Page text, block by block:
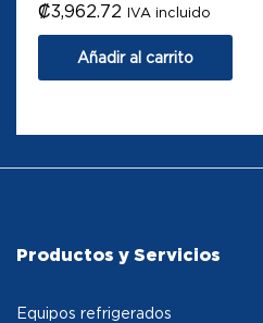
₡3,962.72 IVA incluido
Añadir al carrito
Productos y Servicios
Equipos refrigerados